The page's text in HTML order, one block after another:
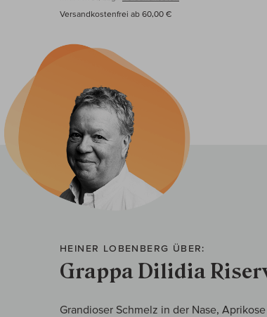
Versandkostenfrei ab 60,00 €
HEINER LOBENBERG ÜBER:
Grappa Dilidia
Grandioser Schmelz in der Nase,